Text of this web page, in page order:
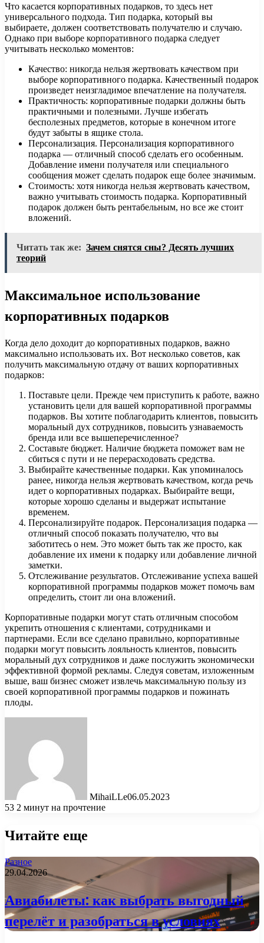
Что касается корпоративных подарков, то здесь нет
универсального подхода. Тип подарка, который вы
выбираете, должен соответствовать получателю и случаю.
Однако при выборе корпоративного подарка следует
учитывать несколько моментов:
Качество: никогда нельзя жертвовать качеством при
выборе корпоративного подарка. Качественный подарок
произведет неизгладимое впечатление на получателя.
Практичность: корпоративные подарки должны быть
практичными и полезными. Лучше избегать
бесполезных предметов, которые в конечном итоге
будут забыты в ящике стола.
Персонализация. Персонализация корпоративного
подарка — отличный способ сделать его особенным.
Добавление имени получателя или специального
сообщения может сделать подарок еще более значимым.
Стоимость: хотя никогда нельзя жертвовать качеством,
важно учитывать стоимость подарка. Корпоративный
подарок должен быть рентабельным, но все же стоит
вложений.
Читать так же: Зачем снятся сны? Десять лучших
теорий
Максимальное использование
корпоративных подарков
Когда дело доходит до корпоративных подарков, важно
максимально использовать их. Вот несколько советов, как
получить максимальную отдачу от ваших корпоративных
подарков:
Поставьте цели. Прежде чем приступить к работе, важно
установить цели для вашей корпоративной программы
подарков. Вы хотите поблагодарить клиентов, повысить
моральный дух сотрудников, повысить узнаваемость
бренда или все вышеперечисленное?
Составьте бюджет. Наличие бюджета поможет вам не
сбиться с пути и не перерасходовать средства.
Выбирайте качественные подарки. Как упоминалось
ранее, никогда нельзя жертвовать качеством, когда речь
идет о корпоративных подарках. Выбирайте вещи,
которые хорошо сделаны и выдержат испытание
временем.
Персонализируйте подарок. Персонализация подарка —
отличный способ показать получателю, что вы
заботитесь о нем. Это может быть так же просто, как
добавление их имени к подарку или добавление личной
заметки.
Отслеживание результатов. Отслеживание успеха вашей
корпоративной программы подарков может помочь вам
определить, стоит ли она вложений.
Корпоративные подарки могут стать отличным способом
укрепить отношения с клиентами, сотрудниками и
партнерами. Если все сделано правильно, корпоративные
подарки могут повысить лояльность клиентов, повысить
моральный дух сотрудников и даже послужить экономически
эффективной формой рекламы. Следуя советам, изложенным
выше, ваш бизнес сможет извлечь максимальную пользу из
своей корпоративной программы подарков и пожинать
плоды.
MihaiLLe06.05.2023
53 2 минут на прочтение
Читайте еще
Разное
29.04.2026
Авиабилеты: как выбрать выгодный
перелёт и разобраться в условиях